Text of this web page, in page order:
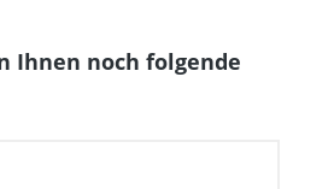
Ihnen noch folgende